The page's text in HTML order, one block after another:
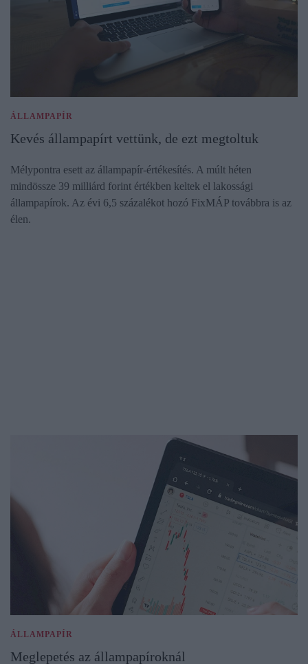
ÁLLAMPAPÍR
Kevés állampapírt vettünk, de ezt megtoltuk
Mélypontra esett az állampapír-értékesítés. A múlt héten
mindössze 39 milliárd forint értékben keltek el lakossági
állampapírok. Az évi 6,5 százalékot hozó FixMÁP továbbra is az
élen.
ÁLLAMPAPÍR
Meglepetés az állampapíroknál